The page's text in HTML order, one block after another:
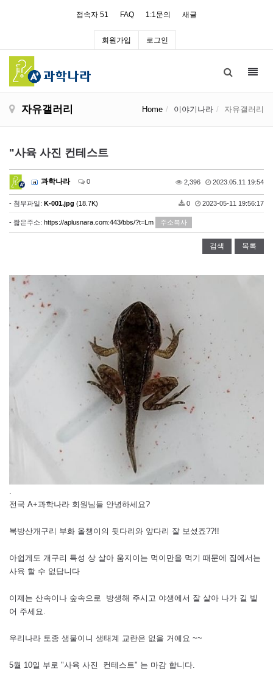
접속자 51 FAQ 1:1문의 새글
회원가입 로그인
자유갤러리 Home 이야기나라 자유갤러리
"사육 사진 컨테스트
과학나라 0 2,396 2023.05.11 19:54
- 첨부파일: K-001.jpg (18.7K) 0 2023-05-11 19:56:17
- 짧은주소: https://aplusnara.com:443/bbs/?t=Lm 주소복사
검색 목록
전국 A+과학나라 회원님들 안녕하세요?
북방산개구리 부화 올챙이의 뒷다리와 앞다리 잘 보셨죠??!!
아쉽게도 개구리 특성 상 살아 움지이는 먹이만을 먹기 때문에 집에서는
사육 할 수 없답니다
이제는 산속이나 숲속으로 방생해 주시고 야생에서 잘 살아 나가 길 빌
어 주세요.
우리나라 토종 생물이니 생태계 교란은 없을 거예요 ~~
5월 10일 부로 "사육 사진 컨테스트" 는 마감 합니다.